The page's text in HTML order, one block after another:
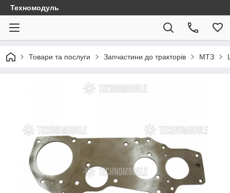
Техномодуль
Товари та послуги Запчастини до тракторів МТЗ